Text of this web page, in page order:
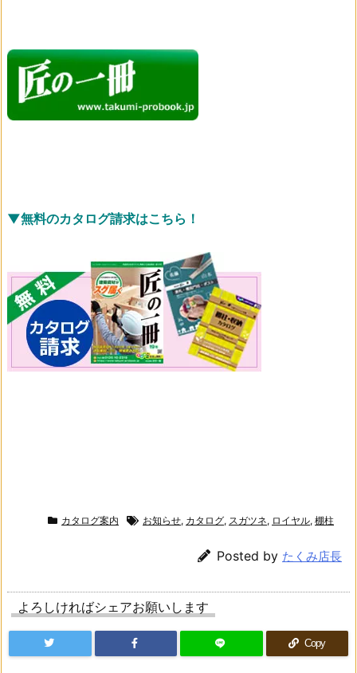
▼無料のカタログ請求はこちら！
カタログ案内 お知らせ, カタログ, スガツネ, ロイヤル, 棚柱
Posted by たくみ店長
よろしければシェアお願いします
Copy